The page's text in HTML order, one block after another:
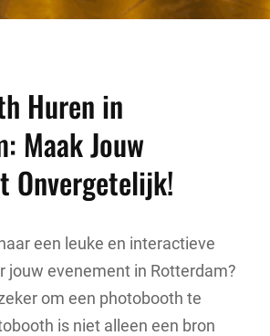
Huren in
Maak Jouw
Onvergetelijk!
een leuke en interactieve
jouw evenement in Rotterdam?
om een photobooth te
is niet alleen een bron